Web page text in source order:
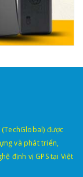
(TechGlobal) được
và phát triển,
định vị GPS tại Việt